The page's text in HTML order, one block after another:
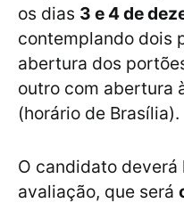
os dias 3 e 4 de
contemplando dois
abertura dos
outro com abertura
(horário de Brasília).
O candidato deverá
avaliação, que será